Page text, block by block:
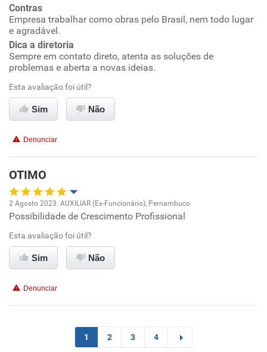
Benefícios
Recomenda esta empresa
Recomenda a diretoria
Contras
Empresa trabalhar como obras pelo Brasil, nem todo lugar
e agradável.
Dica a diretoria
Sempre em contato direto, atenta as soluções de
problemas e aberta a novas ideias.
Esta avaliação foi útil?
Sim Não
Denunciar
OTIMO
Oportunidade de promoção
Ambiente de trabalho
Benefícios
Recomenda esta empresa
2 Agosto 2023. AUXILIAR (Ex-Funcionário), Pernambuco
Possibilidade de Crescimento Profissional
Esta avaliação foi útil?
Sim Não
Denunciar
1 2 3 4